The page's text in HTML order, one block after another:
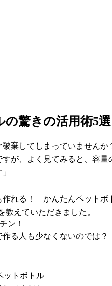
驚きの活用術5選
棄してしまっていません
すが、よく見てみると、容
れる！ かんたんペット
教えていただきました。
ン！
る人も少なくないのでは
ットボトル